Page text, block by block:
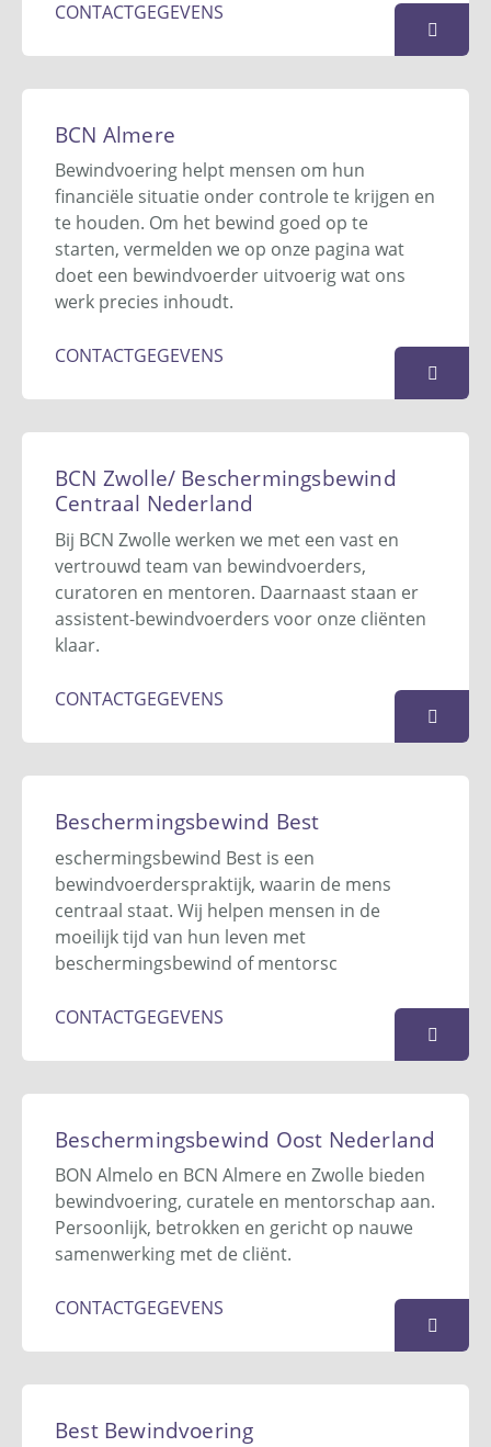
CONTACTGEGEVENS
Albert Cuypstraat 1e
077 - 851 94 48
info@balansvenlo.nl
Website
KAART
BCN Almere
Bewindvoering helpt mensen om hun
financiële situatie onder controle te krijgen en
te houden. Om het bewind goed op te
starten, vermelden we op onze pagina wat
doet een bewindvoerder uitvoerig wat ons
werk precies inhoudt.
CONTACTGEGEVENS
Postbus 10152
1301 AD Almere
036 - 760 10 01
info@bcn-almere.nl
Website
KAART
BCN Zwolle/ Beschermingsbewind
Centraal Nederland
Bij BCN Zwolle werken we met een vast en
vertrouwd team van bewindvoerders,
curatoren en mentoren. Daarnaast staan er
assistent-bewindvoerders voor onze cliënten
klaar.
CONTACTGEGEVENS
Postbus 1414
Zwolle
038 - 760 03 03
info@bcnzwolle.nl
Website
Beschermingsbewind Best
eschermingsbewind Best is een
bewindvoerderspraktijk, waarin de mens
centraal staat. Wij helpen mensen in de
moeilijk tijd van hun leven met
beschermingsbewind of mentorsc
CONTACTGEGEVENS
Postbus 436
Best
06-279 09 259 / 06-136 12 304
info@beschermingsbewindbest.nl
Website
KAART
Beschermingsbewind Oost Nederland
BON Almelo en BCN Almere en Zwolle bieden
bewindvoering, curatele en mentorschap aan.
Persoonlijk, betrokken en gericht op nauwe
samenwerking met de cliënt.
CONTACTGEGEVENS
Nederland (BON)
Best Bewindvoering